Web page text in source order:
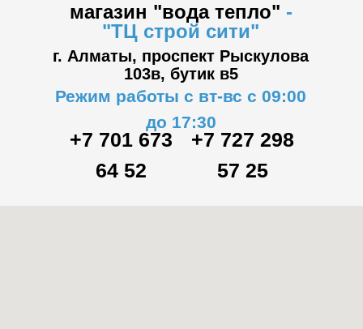
магазин "вода тепло" -
"ТЦ строй сити"
г. Алматы, проспект Рыскулова
103в, бутик в5
Режим работы с вт-вс с 09:00
до 17:30
+7 701 673
64 52
+7 727 298
57 25